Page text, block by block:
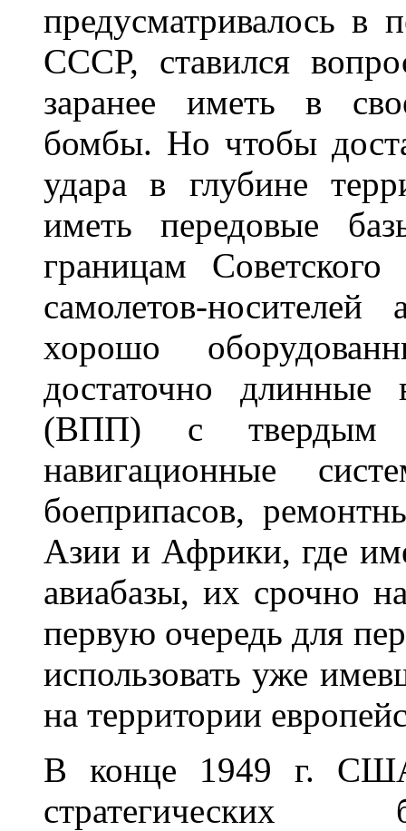
предусматривалось в
СССР, ставился
заранее иметь в
бомбы. Но чтобы
удара в глубине
иметь передовые
границам
самолетов-
хорошо
достаточно длинные
(ВПП) с твердым
навигационные
боеприпасов,
Азии и Африки, где
авиабазы, их срочно
первую очередь для
использовать уже
на территории
В конце 1949 г.
стратегических